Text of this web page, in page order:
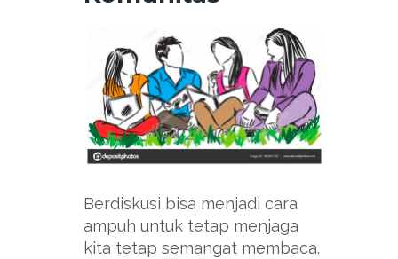
Berdiskusi bisa menjadi cara
ampuh untuk tetap menjaga
kita tetap semangat membaca.